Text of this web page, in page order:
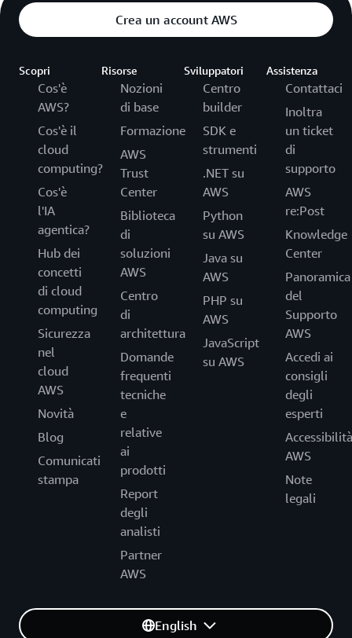
Crea un account AWS
Scopri
Cos'è
AWS?
Cos'è il
cloud
computing?
Cos'è
l'IA
agentica?
Hub dei
concetti
di cloud
computing
Sicurezza
nel
cloud
AWS
Novità
Blog
Comunicati
stampa
Risorse
Nozioni
di base
Formazione
AWS
Trust
Center
Biblioteca
di
soluzioni
AWS
Centro
di
architettura
Domande
frequenti
tecniche
e
relative
ai
prodotti
Report
degli
analisti
Partner
AWS
Sviluppatori
Centro
builder
SDK e
strumenti
.NET su
AWS
Python
su AWS
Java su
AWS
PHP su
AWS
JavaScript
su AWS
Assistenza
Contattaci
Inoltra
un ticket
di
supporto
AWS
re:Post
Knowledge
Center
Panoramica
del
Supporto
AWS
Accedi ai
consigli
degli
esperti
Accessibilità
AWS
Note
legali
English